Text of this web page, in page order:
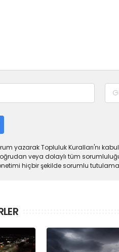
yazarak Topluluk Kuralları'nı
veya dolaylı tüm
hiçbir şekilde sorumlu